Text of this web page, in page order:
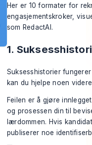
Her er 10 formater for
engasjementskroker,
som RedactAI.
1.
Suksesshistorier
kan du hjelpe noen
Feilen er å gjøre
og prosessen din til
lærdommen. Hvis
publiserer noe